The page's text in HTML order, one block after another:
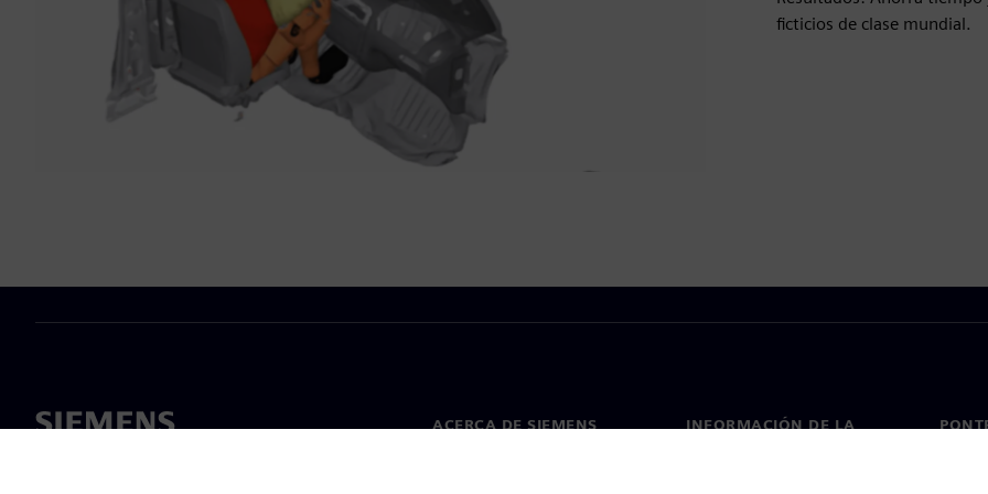
ficticios de clase mundial.
ACERCA DE SIEMENS
INFORMACIÓN DE LA